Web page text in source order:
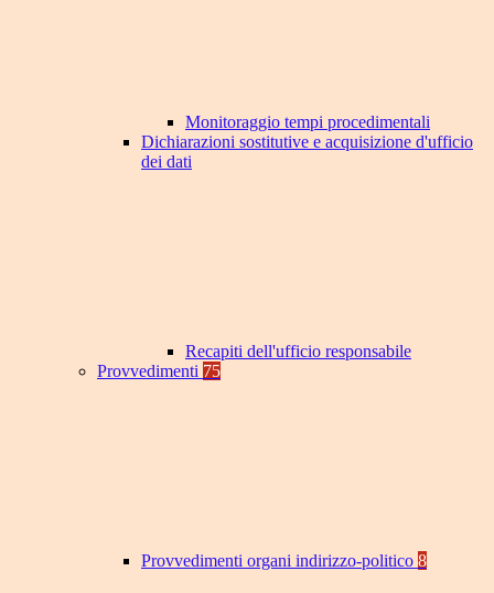
Monitoraggio tempi procedimentali
Dichiarazioni sostitutive e acquisizione d'ufficio
dei dati
Recapiti dell'ufficio responsabile
Provvedimenti 75
Provvedimenti organi indirizzo-politico 8